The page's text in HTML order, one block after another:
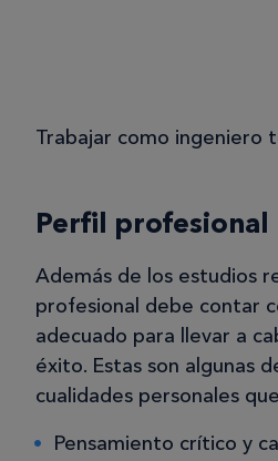
Trabajar como ingeniero
Perfil profesional
Además de los estudios
profesional debe contar
adecuado para llevar a
éxito. Estas son algunas
cualidades personales
Pensamiento crítico y